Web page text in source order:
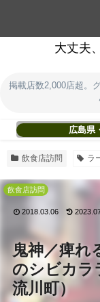
大丈夫
掲載店数2,000店超。
広島県
飲食店訪問 ラ
鬼神／痺れ
のシビカラ
流川町）
飲食店訪問
2018.03.06